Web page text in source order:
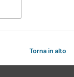
Torna in alto